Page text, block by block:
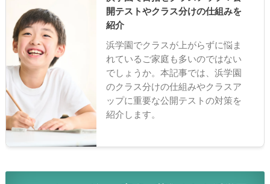
開テストやクラス分けの仕組みを
紹介
浜学園でクラスが上がらずに悩ま
れているご家庭も多いのではない
でしょうか。本記事では、浜学園
のクラス分けの仕組みやクラスア
ップに重要な公開テストの対策を
紹介します。